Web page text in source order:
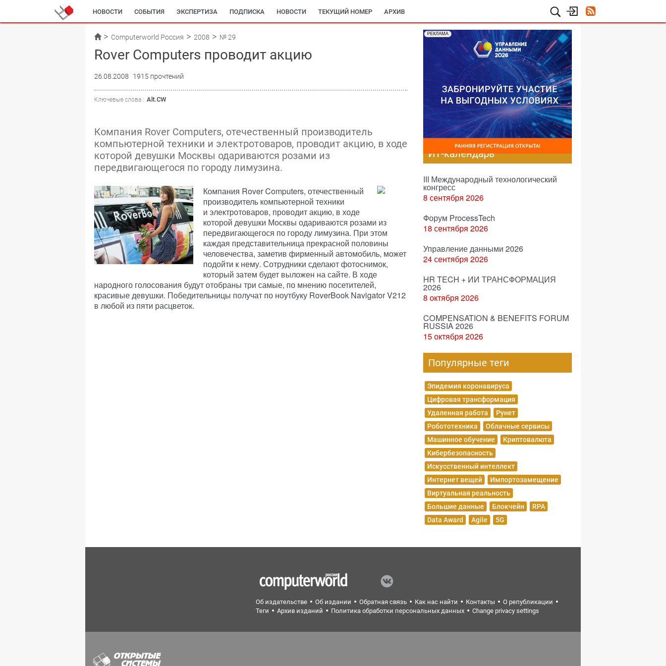
НОВОСТИ СОБЫТИЯ ЭКСПЕРТИЗА ПОДПИСКА НОВОСТИ ТЕКУЩИЙ НОМЕР АРХИВ
Computerworld Россия 2008 № 29
Rover Computers проводит акцию
26.08.2008 1915 прочтений
Ключевые слова : Alt.CW
Компания Rover Computers, отечественный производитель
компьютерной техники и электротоваров, проводит акцию, в ходе
которой девушки Москвы одариваются розами из
передвигающегося по городу лимузина.
Компания Rover Computers, отечественный
производитель компьютерной техники
и электротоваров, проводит акцию, в ходе
которой девушки Москвы одариваются розами из
передвигающегося по городу лимузина. При этом
каждая представительница прекрасной половины
человечества, заметив фирменный автомобиль, может
подойти к нему. Сотрудники сделают фотоснимок,
который затем будет выложен на сайте. В ходе
народного голосования будут отобраны три самые, по мнению посетителей,
красивые девушки. Победительницы получат по ноутбуку RoverBook Navigator V212
в любой из пяти расцветок.
РЕКЛАМА
ИТ-календарь
III Международный технологический
конгресс
8 сентября 2026
Форум ProcessTech
18 сентября 2026
Управление данными 2026
24 сентября 2026
HR TECH + ИИ ТРАНСФОРМАЦИЯ
2026
8 октября 2026
COMPENSATION & BENEFITS FORUM
RUSSIA 2026
15 октября 2026
Популярные теги
Эпидемия коронавируса
Цифровая трансформация
Удаленная работа
Рунет
Робототехника
Облачные сервисы
Машинное обучение
Криптовалюта
Кибербезопасность
Искусственный интеллект
Интернет вещей
Импортозамещение
Виртуальная реальность
Большие данные
Блокчейн
RPA
Data Award
Agile 5G
Об издательстве Об издании Обратная связь Как нас найти Контакты
О републикации
Теги
Архив изданий Политика обработки персональных данных Change privacy settings